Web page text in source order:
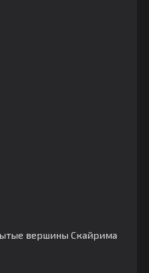
вершины Скайрима